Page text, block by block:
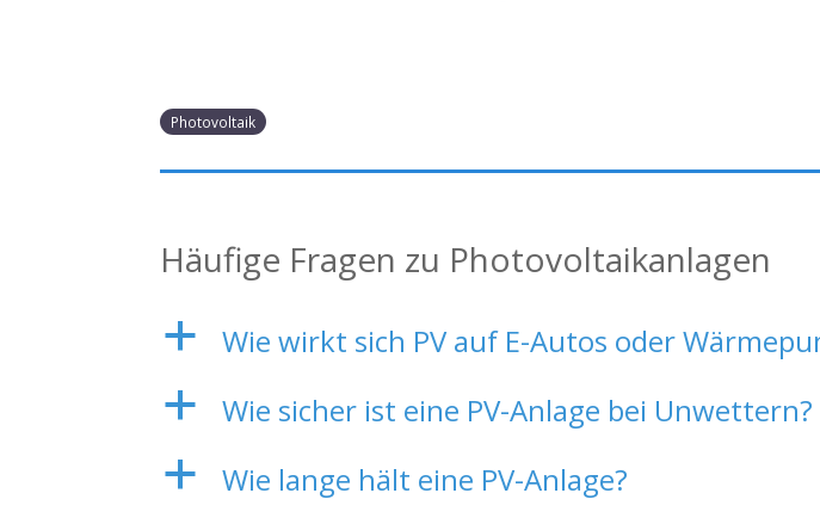
Photovoltaik
Häufige Fragen zu Photovoltaikanlagen
a Wie wirkt sich PV auf E-Autos oder
a Wie sicher ist eine PV-Anlage bei Unwettern?
a Wie lange hält eine PV-Anlage?